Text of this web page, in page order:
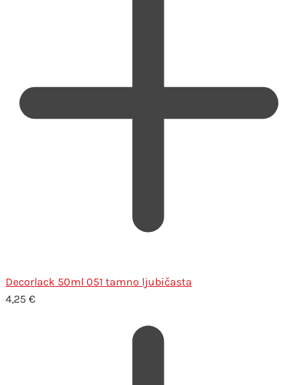
Decorlack 50ml 051 tamno ljubičasta
4,25 €